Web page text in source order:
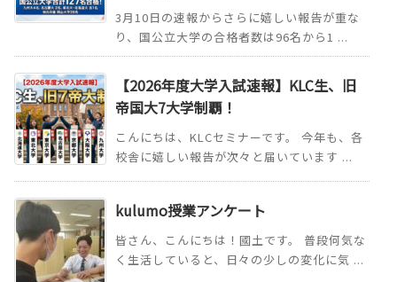
3月10日の速報からさらに嬉しい報告が重な
り、国公立大学の合格者数は96名から1 ...
【2026年度大学入試速報】KLC生、旧
帝国大7大学制覇！
こんにちは、KLCセミナーです。 今年も、各
校舎に嬉しい報告が次々と届いています ...
kulumo授業アンケート
皆さん、こんにちは！國土です。 普段何気な
く生活していると、日々の少しの変化に気 ...